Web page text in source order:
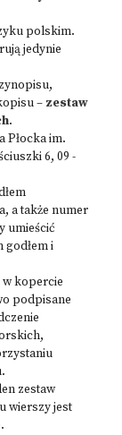
polskim.
jedynie
– zestaw
.
Płocka im.
6, 09 -
a także numer
umieścić
i
w kopercie
podpisane
zestaw
wierszy jest